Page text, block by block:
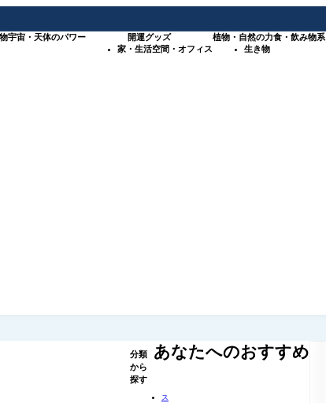
宇宙・天体のパワー
開運グッズ
家・生活空間・オフィス
植物・自然の力
生き物
食・飲み物系
分類
から
探す
ス
あなたへのおすすめ